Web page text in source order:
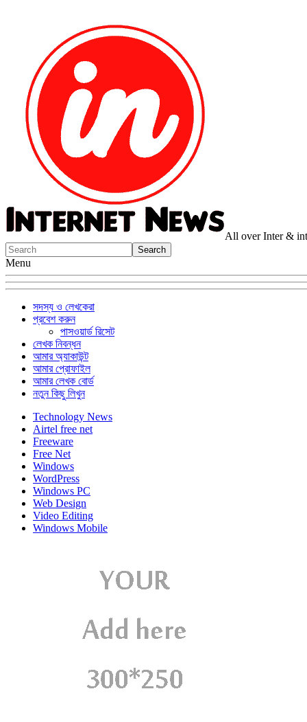
All over Inter &
Menu
সদস্য ও লেখকেরা
প্রবেশ করুন
পাসওয়ার্ড রিসেট
লেখক নিবন্ধন
আমার অ্যাকাউন্ট
আমার প্রোফাইল
আমার লেখক বোর্ড
নতুন কিছু লিখুন
Technology News
Airtel free net
Freeware
Free Net
Windows
WordPress
Windows PC
Web Design
Video Editing
Windows Mobile